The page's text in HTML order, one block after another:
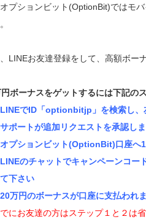
プションビット(OptionBit)ではモ
LINEお友達登録をして、高額ボー
ボーナスをゲットするには下記の
LINEでID「optionbitjp」を検索し、
ポートが追加リクエストを承認し
オプションビット(OptionBit)口座へ
のチャットでキャンペーンコー
下さい
万円のボーナスが口座に支払われ
にお友達の方はステップ１と２は